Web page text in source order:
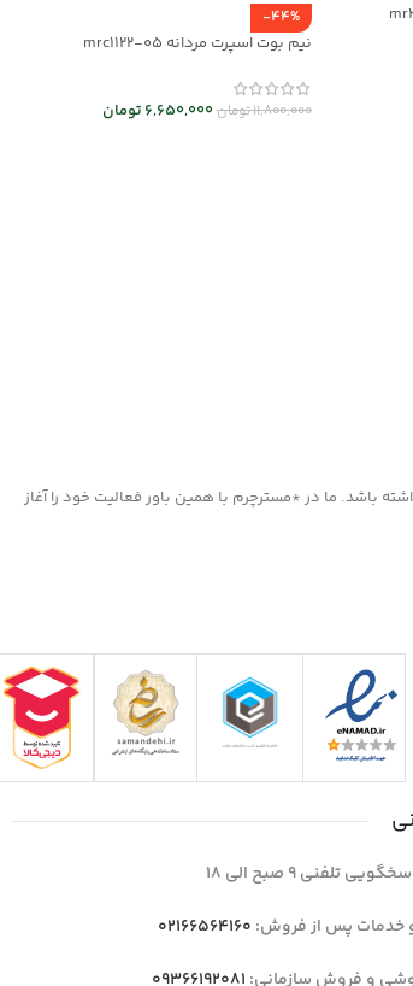
-44%
نیم بوت اسپرت مردانه mrc1122-05
11,800,000تومان6,650,000 تومان
باشد. ما در *مسترچرم با همین باور فعالیت خود را آغاز
تلفنی 9 صبح الی 18
و خدمات پس از فروش: 02166564160
و فروش سازمانی: 09366192081